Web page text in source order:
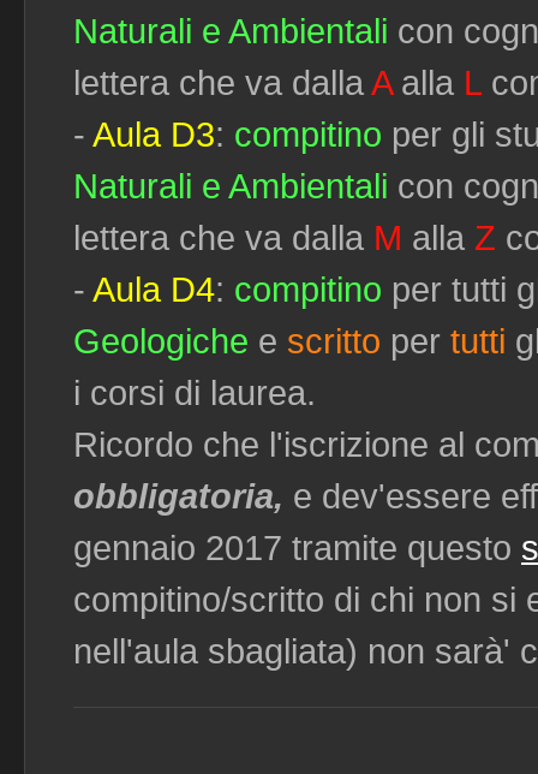
Naturali e Ambientali con
lettera che va dallaAalla L
- Aula D3: compitino per gli
Naturali e Ambientali con
lettera che va dalla M alla Z
- Aula D4: compitino per tutti
Geologiche e scritto per tutti
i corsi di laurea.
Ricordo che l'iscrizione al
obbligatoria, e dev'essere
gennaio 2017 tramite questo
compitino/scritto di chi non si
nell'aula sbagliata) non sarà'